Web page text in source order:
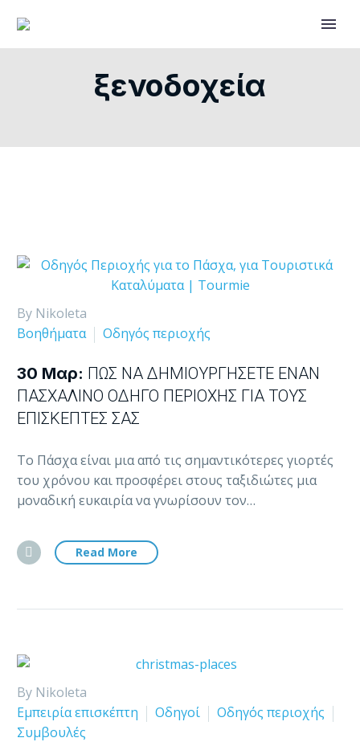
ξενοδοχεία
By Nikoleta
Βοηθήματα
Οδηγός περιοχής
30 Μαρ: ΠΏΣ ΝΑ ΔΗΜΙΟΥΡΓΉΣΕΤΕ ΈΝΑΝ
ΠΑΣΧΑΛΙΝΌ ΟΔΗΓΌ ΠΕΡΙΟΧΉΣ ΓΙΑ ΤΟΥΣ
ΕΠΙΣΚΈΠΤΕΣ ΣΑΣ
Το Πάσχα είναι μια από τις σημαντικότερες γιορτές
του χρόνου και προσφέρει στους ταξιδιώτες μια
μοναδική ευκαιρία να γνωρίσουν τον…
Read More
By Nikoleta
Εμπειρία επισκέπτη
Οδηγοί
Οδηγός περιοχής
Συμβουλές